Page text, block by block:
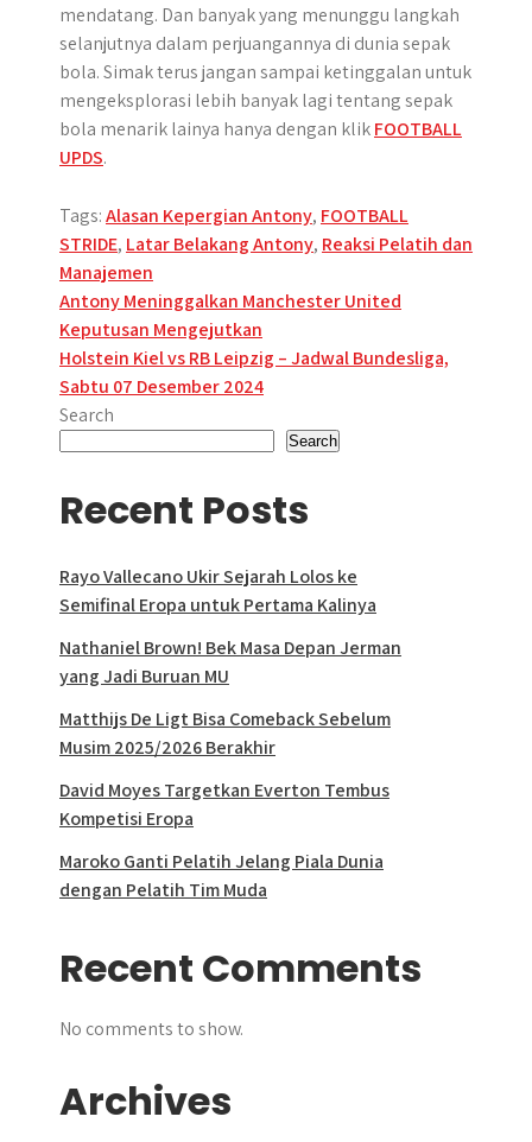
mendatang. Dan banyak yang menunggu langkah
selanjutnya dalam perjuangannya di dunia sepak
bola. Simak terus jangan sampai ketinggalan untuk
mengeksplorasi lebih banyak lagi tentang sepak
bola menarik lainya hanya dengan klikFOOTBALL
UPDS.
Tags:Alasan Kepergian Antony, FOOTBALL
STRIDE, Latar Belakang Antony, Reaksi Pelatih dan
Manajemen
Post
navigation
Antony Meninggalkan Manchester United
Keputusan Mengejutkan
Holstein Kiel vs RB Leipzig – Jadwal Bundesliga,
Sabtu 07 Desember 2024
Search
Search
Recent Posts
Rayo Vallecano Ukir Sejarah Lolos ke
Semifinal Eropa untuk Pertama Kalinya
Nathaniel Brown! Bek Masa Depan Jerman
yang Jadi Buruan MU
Matthijs De Ligt Bisa Comeback Sebelum
Musim 2025/2026 Berakhir
David Moyes Targetkan Everton Tembus
Kompetisi Eropa
Maroko Ganti Pelatih Jelang Piala Dunia
dengan Pelatih Tim Muda
Recent Comments
No comments to show.
Archives